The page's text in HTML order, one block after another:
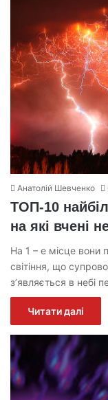
Анатолій Шевченко
ТОП-10
на які вчені
На 1 – е місце вони
світіння, що
з’являється в небі
Читати далі